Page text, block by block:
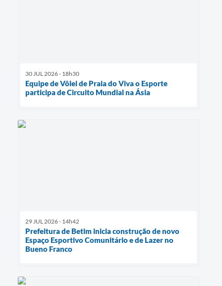
30 JUL 2026 - 18h30
Equipe de Vôlei de Praia do Viva o Esporte
participa de Circuito Mundial na Ásia
29 JUL 2026 - 14h42
Prefeitura de Betim inicia construção de novo
Espaço Esportivo Comunitário e de Lazer no
Bueno Franco